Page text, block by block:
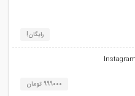
رایگان!
999000 تومان